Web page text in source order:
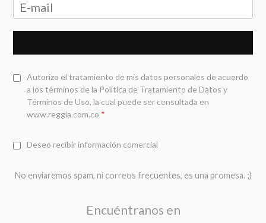
Autorizo el tratamiento de mis datos personales de acuerdo
a los términos de la Política de Tratamiento de Datos y
Términos de Uso, la cual puede ser consultada en
www.reggia.com.co *
Deseo recibir información comercial
No enviaremos spam, ni correos frecuentes, es una promesa. ;)
Encuéntranos en